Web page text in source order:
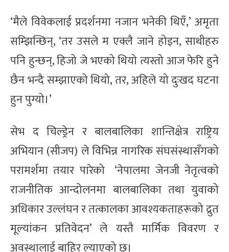
‘मैले विवेकलाई प्रदर्शनमा नजान भनेकी थिएँ,’ अमृता
सम्झिन्छिन्, ‘तर उसले म एक्लै जाने होइन, साथीहरु
पनि हुन्छन्, हिजो जे भएको थियो त्यस्तो आज फेरि हुने
छैन भन्दै सम्झाएको थियो, तर, अहिले यो दुःखद घटना
हुन पुग्यो।’
सेभ द चिल्ड्रेन र बालबालिका शान्तिक्षेत्र राष्ट्रिय
अभियान (सीजप) ले विभिन्न नागरिक संघसंस्थासँगको
परामर्शमा तयार पारेको ‘नेपालमा जेनजी नेतृत्वको
राजनीतिक आन्दोलनमा बालबालिका तथा युवाको
अधिकार उल्लंघन र तत्कालका आवश्यकताहरूको द्रुत
मूल्यांकन प्रतिवेदन’ ले यस्तै मार्मिक विवरण र
अवस्थालाई बाहिर ल्याएको छ।